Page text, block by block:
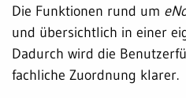
Die Funktionen rund um
und übersichtlich in einer
Dadurch wird die
fachliche Zuordnung klarer.